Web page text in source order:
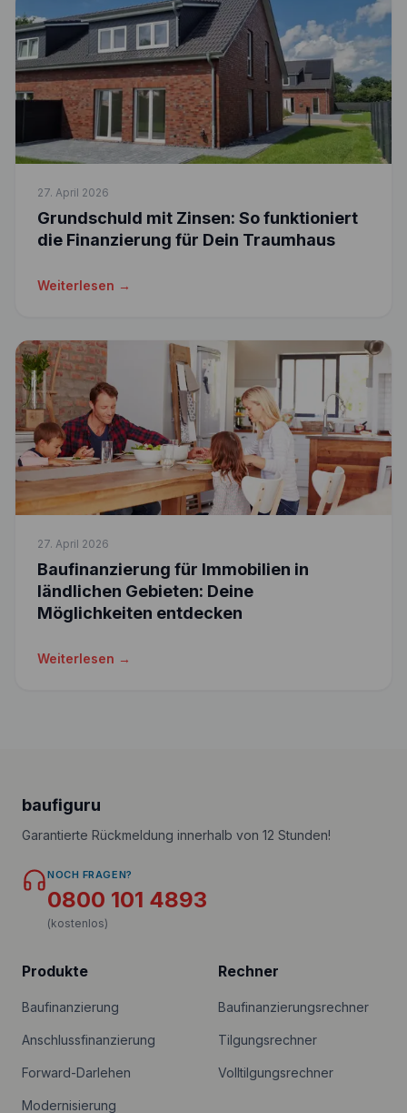
27. April 2026
Grundschuld mit Zinsen: So funktioniert
die Finanzierung für Dein Traumhaus
Weiterlesen →
27. April 2026
Baufinanzierung für Immobilien in
ländlichen Gebieten: Deine
Möglichkeiten entdecken
Weiterlesen →
baufiguru
Garantierte Rückmeldung innerhalb von 12 Stunden!
NOCH FRAGEN?
0800 101 4893
(kostenlos)
Produkte
Baufinanzierung
Anschlussfinanzierung
Forward-Darlehen
Modernisierung
Rechner
Baufinanzierungsrechner
Tilgungsrechner
Volltilgungsrechner